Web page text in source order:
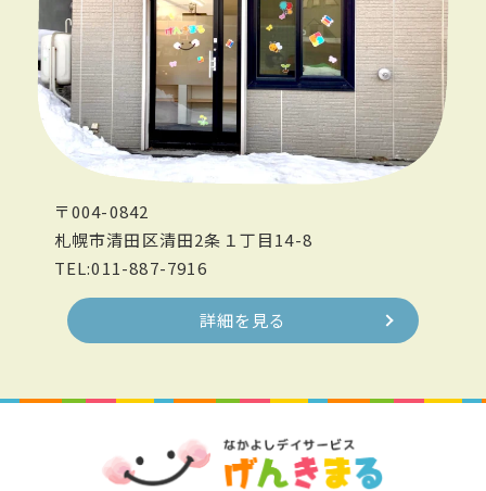
〒004-0842
札幌市清田区清田2条１丁目14-8
TEL:011-887-7916
詳細を見る